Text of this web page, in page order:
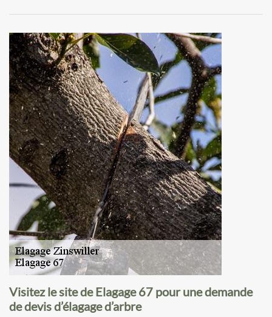
Visitez le site de Elagage 67 pour une demande
de devis d’élagage d’arbre